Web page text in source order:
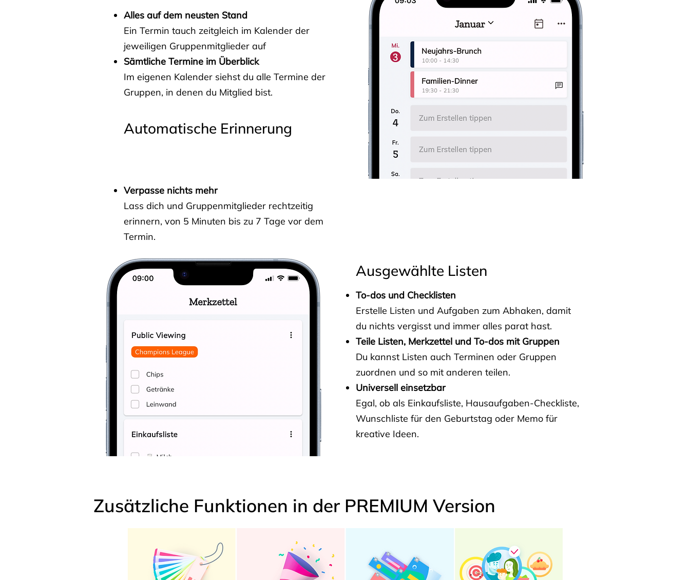
Alles auf dem neusten Stand
Ein Termin tauch zeitgleich im Kalender der
jeweiligen Gruppenmitglieder auf
Sämtliche Termine im Überblick
Im eigenen Kalender siehst du alle Termine der
Gruppen, in denen du Mitglied bist.
Automatische Erinnerung
Verpasse nichts mehr
Lass dich und Gruppenmitglieder rechtzeitig
erinnern, von 5 Minuten bis zu 7 Tage vor dem
Termin.
Ausgewählte Listen
To-dos und Checklisten
Erstelle Listen und Aufgaben zum Abhaken, damit
du nichts vergisst und immer alles parat hast.
Teile Listen, Merkzettel und To-dos mit Gruppen
Du kannst Listen auch Terminen oder Gruppen
zuordnen und so mit anderen teilen.
Universell einsetzbar
Egal, ob als Einkaufsliste, Hausaufgaben-Checkliste,
Wunschliste für den Geburtstag oder Memo für
kreative Ideen.
Zusätzliche Funktionen in der PREMIUM Version